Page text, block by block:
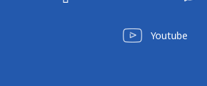
Youtube